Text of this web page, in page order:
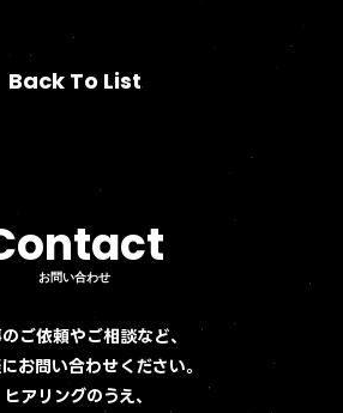
Back To List
お問い合わせ
ご依頼やご相談など、
お問い合わせください。
ヒアリングのうえ、